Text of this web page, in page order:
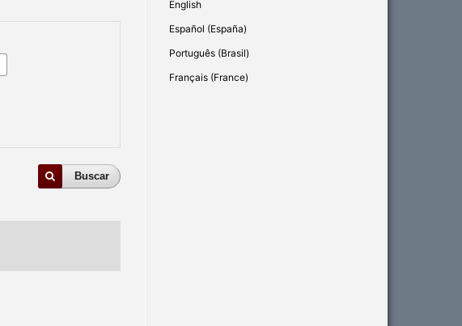
Buscar
English
Español (España)
Português (Brasil)
Français (France)